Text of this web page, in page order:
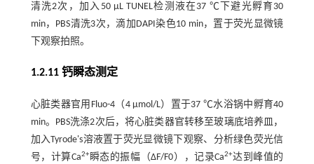
清洗2次，加入50 μL TUNEL检测液在37 ℃下避光孵育30
min，PBS清洗3次，滴加DAPI染色10 min，置于荧光显微镜
下观察拍照。
1.2.11 钙瞬态测定
心脏类器官用Fluo-4（4 μmol/L）置于37 ℃水浴锅中孵育40
min。PBS洗涤2次后，将心脏类器官转移至玻璃底培养皿，
加入Tyrode's溶液置于荧光显微镜下观察、分析绿色荧光信
号，计算Ca2+瞬态的振幅（ΔF/F0），记录Ca2+达到峰值的